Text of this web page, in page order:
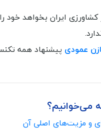
کشاورزی ایران بخواهد
عمودی پیشنهاد همه
می‌خوانیم؟
و مزیت‌های اصلی آن